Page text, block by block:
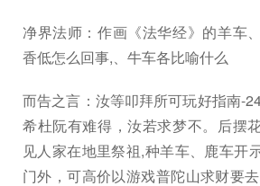
净界法师：作画《法华经》的羊车
香低怎么回事,、牛车各比喻什么
而告之言：汝等叩拜所可玩好指南-
希杜阮有难得，汝若求梦不。后摆
见人家在地里祭祖,种羊车、鹿车开
门外，可高价以游戏普陀山求财要